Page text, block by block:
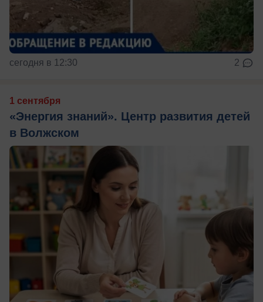
сегодня в 12:30 2
1 сентября
«Энергия знаний». Центр развития детей
в Волжском